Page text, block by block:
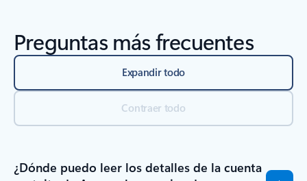
Preguntas más frecuentes
Expandir todo
Contraer todo
¿Dónde puedo leer los detalles de la cuenta